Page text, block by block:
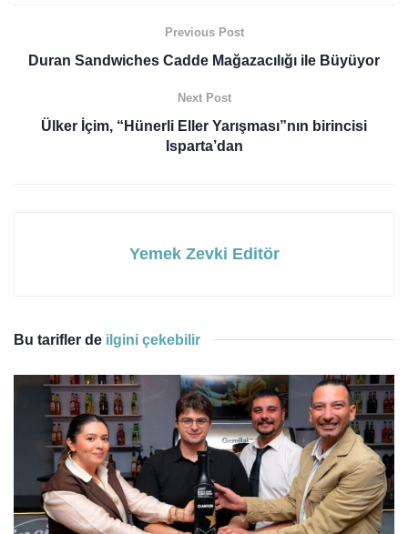
Previous Post
Duran Sandwiches Cadde Mağazacılığı ile Büyüyor
Next Post
Ülker İçim, “Hünerli Eller Yarışması”nın birincisi
Isparta’dan
Yemek Zevki Editör
Bu tarifler de ilgini çekebilir